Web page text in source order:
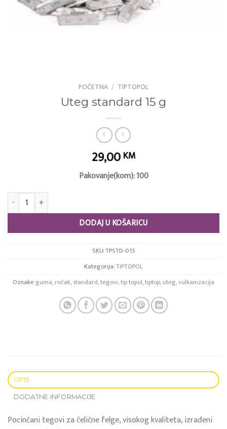
POČETNA / TIPTOPOL
Uteg standard 15 g
29,00 KM
Pakovanje(kom): 100
Uteg standard 15 g količina
DODAJ U KOŠARICU
SKU:TPSTD-015
Kategorija:TIPTOPOL
Oznakeguma,ročak,standard,tegovi,tip topol,tiptop,uteg,vulkanizacija
OPIS
DODATNE INFORMACIJE
Pocinčani tegovi za čelične felge, visokog kvaliteta, izrađeni